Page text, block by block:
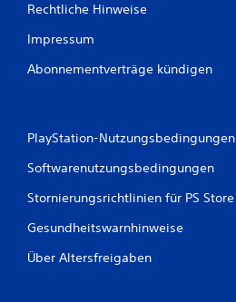
Rechtliche Hinweise
Impressum
Abonnementverträge kündigen
PlayStation-Nutzungsbedingungen
Softwarenutzungsbedingungen
Stornierungsrichtlinien für PS Store
Gesundheitswarnhinweise
Über Altersfreigaben